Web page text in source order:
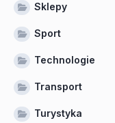
Sklepy
Sport
Technologie
Transport
Turystyka